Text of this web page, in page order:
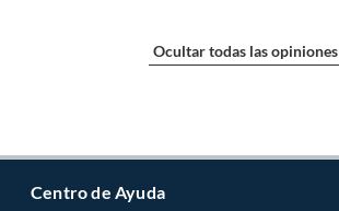
Ocultar todas las opiniones
Centro de Ayuda